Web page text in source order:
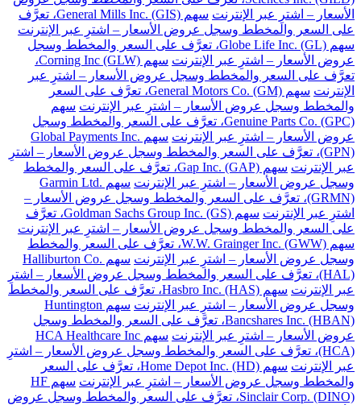
الأسعار – اشترِ عبر الإنترنت
سهم General Mills Inc. (GIS)، تعرَّف
على السعر والمخطط وسجل عروض الأسعار – اشترِ عبر الإنترنت
سهم Globe Life Inc. (GL)، تعرَّف على السعر والمخطط وسجل
عروض الأسعار – اشترِ عبر الإنترنت
سهم Corning Inc (GLW)،
تعرَّف على السعر والمخطط وسجل عروض الأسعار – اشترِ عبر
الإنترنت
سهم General Motors Co. (GM)، تعرَّف على السعر
والمخطط وسجل عروض الأسعار – اشترِ عبر الإنترنت سهم
Genuine Parts Co. (GPC)، تعرَّف على السعر والمخطط وسجل
عروض الأسعار – اشترِ عبر الإنترنت
سهم Global Payments Inc.
(GPN)، تعرَّف على السعر والمخطط وسجل عروض الأسعار – اشترِ
عبر الإنترنت
سهم Gap Inc. (GAP)، تعرَّف على السعر والمخطط
وسجل عروض الأسعار – اشترِ عبر الإنترنت
سهم Garmin Ltd.
(GRMN)، تعرَّف على السعر والمخطط وسجل عروض الأسعار –
اشترِ عبر الإنترنت
سهم Goldman Sachs Group Inc. (GS)، تعرَّف
على السعر والمخطط وسجل عروض الأسعار – اشترِ عبر الإنترنت
سهم W.W. Grainger Inc. (GWW)، تعرَّف على السعر والمخطط
وسجل عروض الأسعار – اشترِ عبر الإنترنت
سهم Halliburton Co.
(HAL)، تعرَّف على السعر والمخطط وسجل عروض الأسعار – اشترِ
عبر الإنترنت
سهم Hasbro Inc. (HAS)، تعرَّف على السعر والمخطط
وسجل عروض الأسعار – اشترِ عبر الإنترنت
سهم Huntington
Bancshares Inc. (HBAN)، تعرَّف على السعر والمخطط وسجل
عروض الأسعار – اشترِ عبر الإنترنت
سهم HCA Healthcare Inc
(HCA)، تعرَّف على السعر والمخطط وسجل عروض الأسعار – اشترِ
عبر الإنترنت
سهم Home Depot Inc. (HD)، تعرَّف على السعر
والمخطط وسجل عروض الأسعار – اشترِ عبر الإنترنت
سهم HF
Sinclair Corp. (DINO)، تعرَّف على السعر والمخطط وسجل عروض